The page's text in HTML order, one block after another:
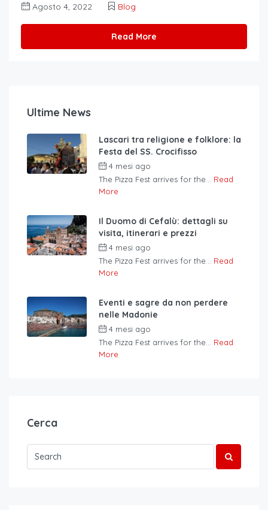
Agosto 4, 2022 Blog
Read More
Ultime News
Lascari tra religione e folklore: la
Festa del SS. Crocifisso
4 mesi ago
The Pizza Fest arrives for the... Read
More
Il Duomo di Cefalù: dettagli su
visita, itinerari e prezzi
4 mesi ago
The Pizza Fest arrives for the... Read
More
Eventi e sagre da non perdere
nelle Madonie
4 mesi ago
The Pizza Fest arrives for the... Read
More
Cerca